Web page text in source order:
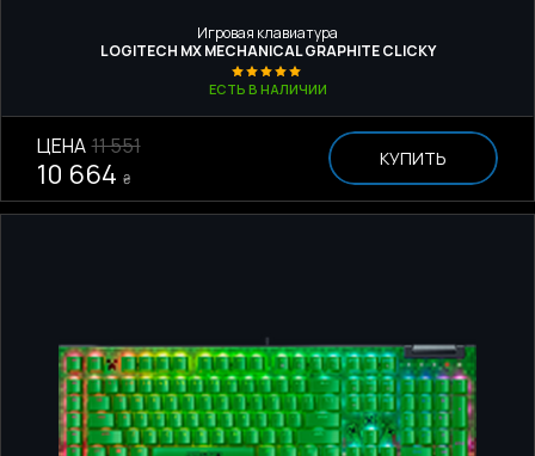
Игровая клавиатура
LOGITECH MX MECHANICAL GRAPHITE CLICKY
ЕСТЬ В НАЛИЧИИ
ЦЕНА 11 551
10 664 ₴
КУПИТЬ